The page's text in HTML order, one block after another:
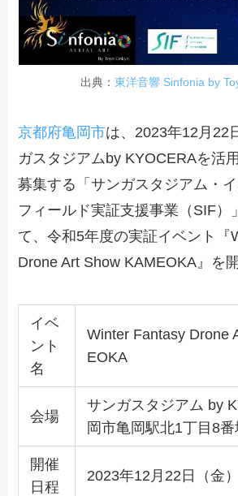
出典： 東洋音響 Sinfonia by
京都府亀岡市は、2023年12月22
ガスタジアムby KYOCERAを活
募集する「サンガスタジアム・
フィールド実証支援事業（SIF）
て、令和5年度の実証イベント『
Drone Art Show KAMEOKA』を
イベ
ント
名
Winter Fantasy Drone
EOKA
会場
サンガスタジアム by
岡市亀岡駅北1丁目8番
開催
日程
2023年12月22日（金）